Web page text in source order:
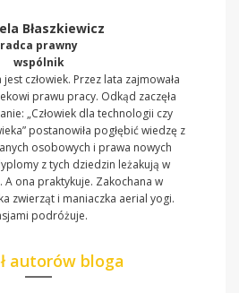
Błaszkiewicz
radca prawny
wspólnik
człowiek. Przez lata zajmowała
prawu pracy. Odkąd zaczęła
„Człowiek dla technologii czy
postanowiła pogłębić wiedzę z
osobowych i prawa nowych
z tych dziedzin leżakują w
A ona praktykuje. Zakochana w
zwierząt i maniaczka aerial yogi.
podróżuje.
autorów bloga